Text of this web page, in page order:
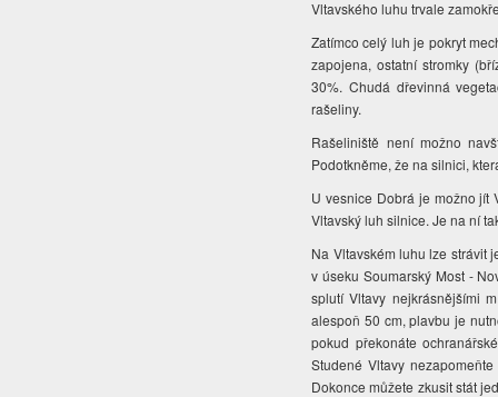
Vltavského luhu trvale
Zatímco celý luh je pokryt
zapojena, ostatní stromky
30%. Chudá dřevinná
rašeliny.
Rašeliniště není možno
Podotkněme, že na silnici,
U vesnice Dobrá je možno jít
Vltavský luh silnice. Je na ní
Na Vltavském luhu lze strávit
v úseku Soumarský Most -
splutí Vltavy nejkrásnějšími
alespoň 50 cm, plavbu je
pokud překonáte
Studené Vltavy
Dokonce můžete zkusit stát